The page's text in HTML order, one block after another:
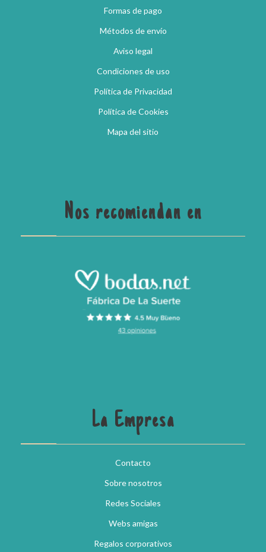
Formas de pago
Métodos de envío
Aviso legal
Condiciones de uso
Política de Privacidad
Política de Cookies
Mapa del sitio
Nos recomiendan en
La Empresa
Contacto
Sobre nosotros
Redes Sociales
Webs amigas
Regalos corporativos